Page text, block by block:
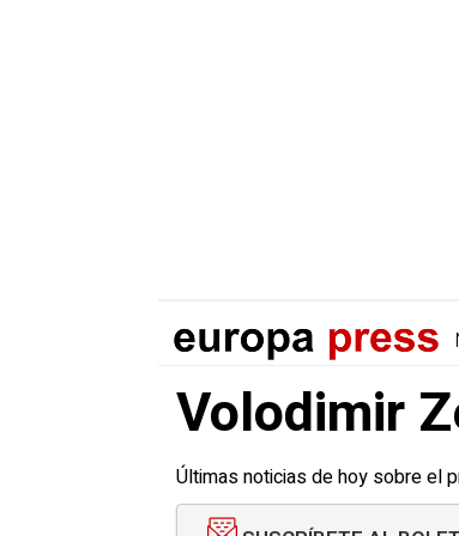
Volodimir
Últimas noticias de hoy sobre el